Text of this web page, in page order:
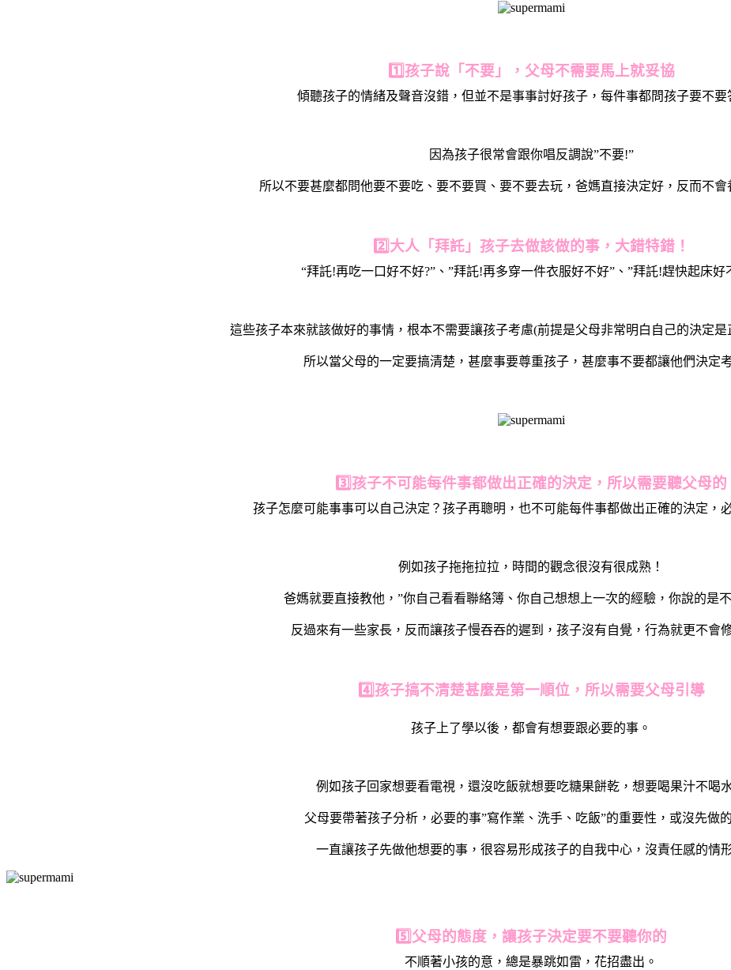
1️⃣孩子說「不要」，父母不需要馬上就妥協
傾聽孩子的情緒及聲音沒錯，但並不是事事討好孩子，每件事都問孩子要不要
因為孩子很常會跟你唱反調說”不要!”
所以不要甚麼都問他要不要吃、要不要買、要不要去玩，爸媽直接決定好，反而不會
2️⃣大人「拜託」孩子去做該做的事，大錯特錯！
“拜託!再吃一口好不好?”、”拜託!再多穿一件衣服好不好”、”拜託!趕快起床好
這些孩子本來就該做好的事情，根本不需要讓孩子考慮(前提是父母非常明白自己的決定
所以當父母的一定要搞清楚，甚麼事要尊重孩子，甚麼事不要都讓他們決定
3️⃣孩子不可能每件事都做出正確的決定，所以需要聽父母的
孩子怎麼可能事事可以自己決定？孩子再聰明，也不可能每件事都做出正確的決定，
例如孩子拖拖拉拉，時間的觀念很沒有很成熟！
爸媽就要直接教他，”你自己看看聯絡簿、你自己想想上一次的經驗，你說的是不
反過來有一些家長，反而讓孩子慢吞吞的遲到，孩子沒有自覺，行為就更不會
4️⃣孩子搞不清楚甚麼是第一順位，所以需要父母引導
孩子上了學以後，都會有想要跟必要的事。
例如孩子回家想要看電視，還沒吃飯就想要吃糖果餅乾，想要喝果汁不喝
父母要帶著孩子分析，必要的事”寫作業、洗手、吃飯”的重要性，或沒先做
一直讓孩子先做他想要的事，很容易形成孩子的自我中心，沒責任感的情
5️⃣父母的態度，讓孩子決定要不要聽你的
不順著小孩的意，總是暴跳如雷，花招盡出。